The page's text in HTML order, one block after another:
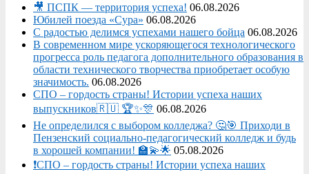
🎥 ПСПК — территория успеха! 06.08.2026
Юбилей поезда «Сура» 06.08.2026
С радостью делимся успехами нашего бойца 06.08.2026
В современном мире ускоряющегося технологического
прогресса роль педагога дополнительного образования в
области технического творчества приобретает особую
значимость. 06.08.2026
СПО – гордость страны! Истории успеха наших
выпускников🇷🇺 🏆✨🎊 06.08.2026
Не определился с выбором колледжа? 🤔🎯 Приходи в
Пензенский социально-педагогический колледж и будь
в хорошей компании! 🏫💫🌟 05.08.2026
❗СПО – гордость страны! Истории успеха наших